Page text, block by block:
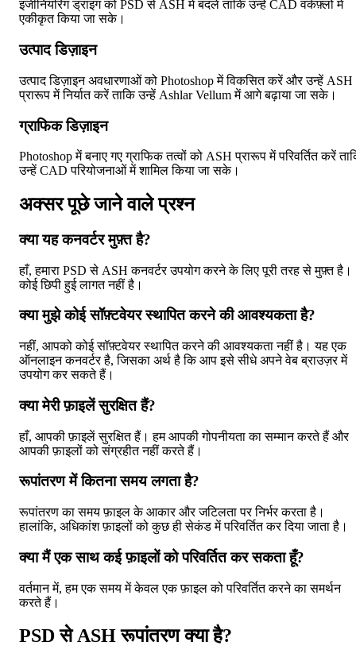
इंजीनियरिंग ड्राइंग को PSD से ASH में बदलें ताकि उन्हें CAD वर्कफ़्लो में
एकीकृत किया जा सके।
उत्पाद डिज़ाइन
उत्पाद डिज़ाइन अवधारणाओं को Photoshop में विकसित करें और उन्हें ASH
प्रारूप में निर्यात करें ताकि उन्हें Ashlar Vellum में आगे बढ़ाया जा सके।
ग्राफिक डिज़ाइन
Photoshop में बनाए गए ग्राफिक तत्वों को ASH प्रारूप में परिवर्तित करें
उन्हें CAD परियोजनाओं में शामिल किया जा सके।
अक्सर पूछे जाने वाले प्रश्न
क्या यह कनवर्टर मुफ़्त है?
हाँ, हमारा PSD से ASH कनवर्टर उपयोग करने के लिए पूरी तरह से मुफ़्त है।
कोई छिपी हुई लागत नहीं है।
क्या मुझे कोई सॉफ़्टवेयर स्थापित करने की आवश्यकता है?
नहीं, आपको कोई सॉफ़्टवेयर स्थापित करने की आवश्यकता नहीं है। यह एक
ऑनलाइन कनवर्टर है, जिसका अर्थ है कि आप इसे सीधे अपने वेब ब्राउज़र में
उपयोग कर सकते हैं।
क्या मेरी फ़ाइलें सुरक्षित हैं?
हाँ, आपकी फ़ाइलें सुरक्षित हैं। हम आपकी गोपनीयता का सम्मान करते हैं और
आपकी फ़ाइलों को संग्रहीत नहीं करते हैं।
रूपांतरण में कितना समय लगता है?
रूपांतरण का समय फ़ाइल के आकार और जटिलता पर निर्भर करता है।
हालांकि, अधिकांश फ़ाइलों को कुछ ही सेकंड में परिवर्तित कर दिया जाता है।
क्या मैं एक साथ कई फ़ाइलों को परिवर्तित कर सकता हूँ?
वर्तमान में, हम एक समय में केवल एक फ़ाइल को परिवर्तित करने का समर्थन
करते हैं।
PSD से ASH रूपांतरण क्या है?